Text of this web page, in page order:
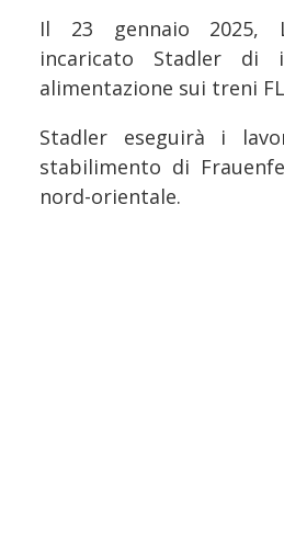
Il 23 gennaio 2025,
incaricato Stadler di
alimentazione sui treni
Stadler eseguirà i
stabilimento di
nord-orientale.